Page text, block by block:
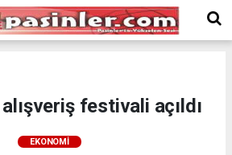
alışveriş festivali açıldı
EKONOMI